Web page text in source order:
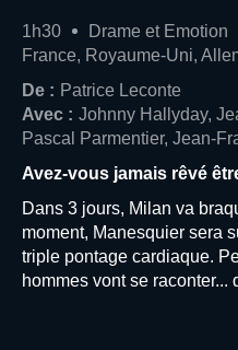
1h30 Drame et Emotion
France, Royaume-Uni,
De : Patrice Leconte
Avec : Johnny Hallyday,
Pascal Parmentier, Jean-
Avez-vous jamais rêvé
Dans 3 jours, Milan va
moment, Manesquier sera
triple pontage cardiaque.
hommes vont se raconter...